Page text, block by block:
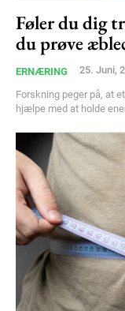
Føler du dig
du prøve
ERNÆRING 25. Juni,
Forskning peger på, at
hjælpe med at holde